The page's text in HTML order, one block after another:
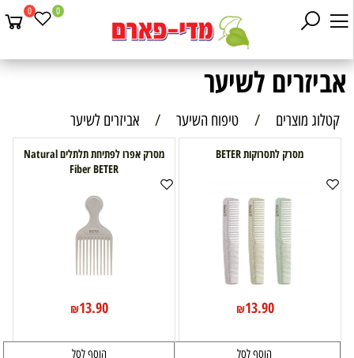
0 0
אביזרים לשיער
קטלוג מוצרים / טיפוח השיער / אביזרים לשיער
מסרק לתסרוקות BETER
₪13.90
הוסף לסל
מסרק אפרו לפתיחת תלתלים Natural
Fiber BETER
₪13.90
הוסף לסל